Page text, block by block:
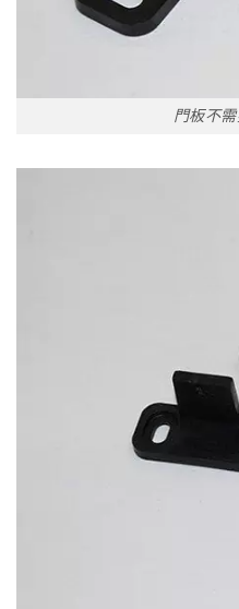
門板不